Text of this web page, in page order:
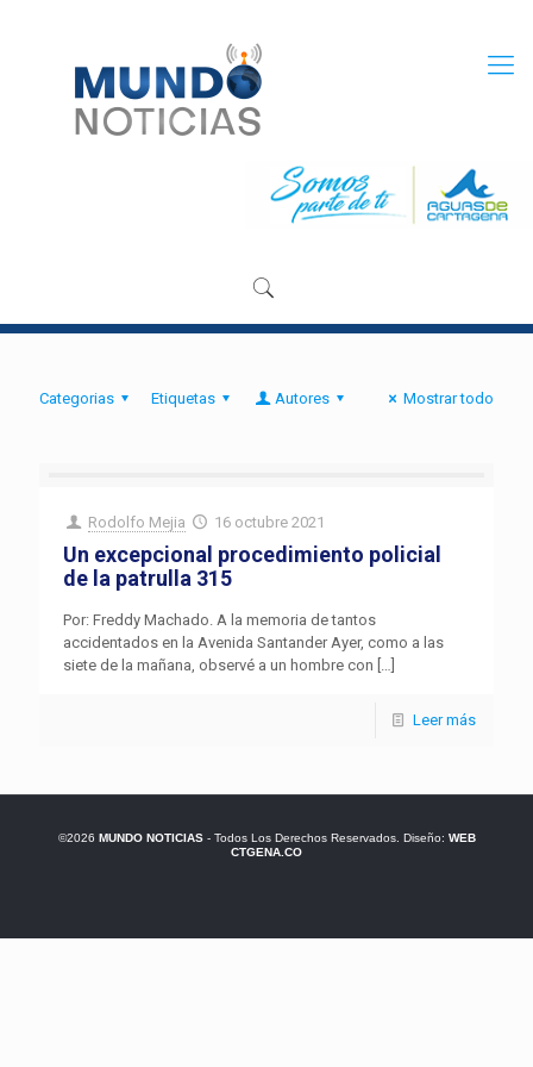
Categorias Etiquetas Autores Mostrar todo
Rodolfo Mejia 16 octubre 2021
Un excepcional procedimiento policial
de la patrulla 315
Por: Freddy Machado. A la memoria de tantos
accidentados en la Avenida Santander Ayer, como a las
siete de la mañana, observé a un hombre con […]
Leer más
©2026 MUNDO NOTICIAS- Todos Los Derechos Reservados. Diseño: WEB
CTGENA.CO